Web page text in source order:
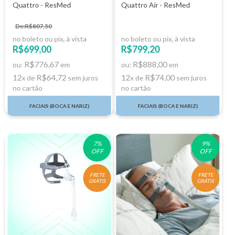
Quattro - ResMed
De:R$807,50
no boleto ou pix, à vista
R$699,00
ou: R$776,67 em
12x de R$64,72 sem juros
no cartão
FACIAIS (BOCA E NARIZ)
Quattro Air - ResMed
no boleto ou pix, à vista
R$799,20
ou: R$888,00 em
12x de R$74,00 sem juros
no cartão
FACIAIS (BOCA E NARIZ)
7%
OFF
FRETE
GRÁTIS
9%
OFF
FRETE
GRÁTIS